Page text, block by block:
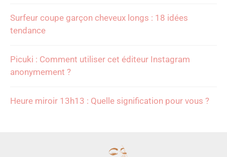
Surfeur coupe garçon cheveux longs : 18 idées
tendance
Picuki : Comment utiliser cet éditeur Instagram
anonymement ?
Heure miroir 13h13 : Quelle signification pour vous ?